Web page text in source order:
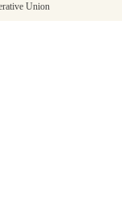
Union